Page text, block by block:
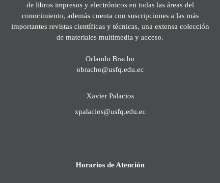
de libros impresos y electrónicos en todas las áreas del
conocimiento, además cuenta con suscripciones a las más
importantes revistas científicas y técnicas, una extensa colección
de materiales multimedia y acceso.
Orlando Bracho
obracho@usfq.edu.ec
Xavier Palacios
xpalacios@usfq.edu.ec
Horarios de Atención